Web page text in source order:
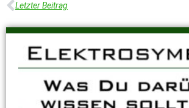
Letzter Beitrag